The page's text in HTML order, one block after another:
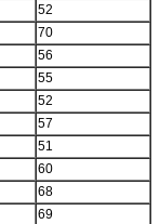
52
70
56
55
52
57
51
60
68
69